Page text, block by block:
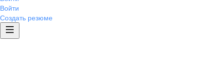
Войти
Создать резюме